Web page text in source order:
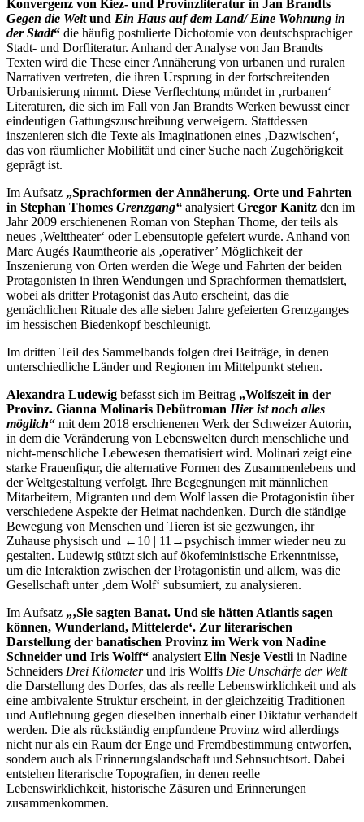
Konvergenz von Kiez- und Provinzliteratur in Jan Brandts
Gegen die Weltund Ein Haus auf dem Land/ Eine Wohnung in
der Stadt“ die häufig postulierte Dichotomie von deutschsprachiger
Stadt- und Dorfliteratur. Anhand der Analyse von Jan Brandts
Texten wird die These einer Annäherung von urbanen und ruralen
Narrativen vertreten, die ihren Ursprung in der fortschreitenden
Urbanisierung nimmt. Diese Verflechtung mündet in ‚rurbanen‘
Literaturen, die sich im Fall von Jan Brandts Werken bewusst einer
eindeutigen Gattungszuschreibung verweigern. Stattdessen
inszenieren sich die Texte als Imaginationen eines ‚Dazwischen‘,
das von räumlicher Mobilität und einer Suche nach Zugehörigkeit
geprägt ist.
Im Aufsatz „Sprachformen der Annäherung. Orte und Fahrten
in Stephan Thomes Grenzgang“ analysiert Gregor Kanitz den im
Jahr 2009 erschienenen Roman von Stephan Thome, der teils als
neues ‚Welttheater‘ oder Lebensutopie gefeiert wurde. Anhand von
Marc Augés Raumtheorie als ‚operativer’ Möglichkeit der
Inszenierung von Orten werden die Wege und Fahrten der beiden
Protagonisten in ihren Wendungen und Sprachformen thematisiert,
wobei als dritter Protagonist das Auto erscheint, das die
gemächlichen Rituale des alle sieben Jahre gefeierten Grenzganges
im hessischen Biedenkopf beschleunigt.
Im dritten Teil des Sammelbands folgen drei Beiträge, in denen
unterschiedliche Länder und Regionen im Mittelpunkt stehen.
Alexandra Ludewig befasst sich im Beitrag „Wolfszeit in der
Provinz. Gianna Molinaris Debütroman Hier ist noch alles
möglich“ mit dem 2018 erschienenen Werk der Schweizer Autorin,
in dem die Veränderung von Lebenswelten durch menschliche und
nicht-menschliche Lebewesen thematisiert wird. Molinari zeigt eine
starke Frauenfigur, die alternative Formen des Zusammenlebens und
der Weltgestaltung verfolgt. Ihre Begegnungen mit männlichen
Mitarbeitern, Migranten und dem Wolf lassen die Protagonistin über
verschiedene Aspekte der Heimat nachdenken. Durch die ständige
Bewegung von Menschen und Tieren ist sie gezwungen, ihr
Zuhause physisch und ←10 | 11→psychisch immer wieder neu zu
gestalten. Ludewig stützt sich auf ökofeministische Erkenntnisse,
um die Interaktion zwischen der Protagonistin und allem, was die
Gesellschaft unter ‚dem Wolf‘ subsumiert, zu analysieren.
Im Aufsatz „‚Sie sagten Banat. Und sie hätten Atlantis sagen
können, Wunderland, Mittelerde‘. Zur literarischen
Darstellung der banatischen Provinz im Werk von Nadine
Schneider und Iris Wolff“ analysiert Elin Nesje Vestli in Nadine
Schneiders Drei Kilometerund Iris Wolffs Die Unschärfe der Welt
die Darstellung des Dorfes, das als reelle Lebenswirklichkeit und als
eine ambivalente Struktur erscheint, in der gleichzeitig Traditionen
und Auflehnung gegen dieselben innerhalb einer Diktatur verhandelt
werden. Die als rückständig empfundene Provinz wird allerdings
nicht nur als ein Raum der Enge und Fremdbestimmung entworfen,
sondern auch als Erinnerungslandschaft und Sehnsuchtsort. Dabei
entstehen literarische Topografien, in denen reelle
Lebenswirklichkeit, historische Zäsuren und Erinnerungen
zusammenkommen.